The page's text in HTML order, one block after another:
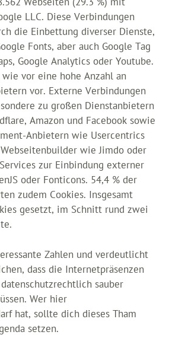
Webseiten (29.3 %) mit
LLC. Diese Verbindungen
die Einbettung diverser Dienste,
Fonts, aber auch Google Tag
Google Analytics oder Youtube.
vor eine hohe Anzahl an
vor. Externe Verbindungen
zu großen Dienstanbietern
Amazon und Facebook sowie
Anbietern wie Usercentrics
wie Jimdo oder
zur Einbindung externer
oder Fonticons. 54,4 % der
zudem Cookies. Insgesamt
gesetzt, im Schnitt rund zwei
Zahlen und verdeutlicht
dass die Internetpräsenzen
sauber
Wer hier
hat, sollte dich dieses Tham
setzen.